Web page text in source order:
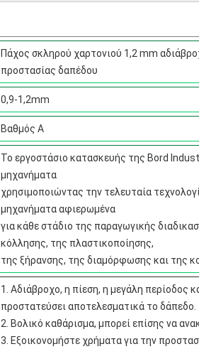
Πάχος σκληρού χαρτονιού 1,2 mm
προστασίας δαπέδου
0,9-1,2mm
Βαθμός Α
Το εργοστάσιο κατασκευής της Bord
μηχανήματα
χρησιμοποιώντας την τελευταία
μηχανήματα αφιερωμένα
για κάθε στάδιο της παραγωγικής
κόλλησης, της πλαστικοποίησης,
της ξήρανσης, της διαμόρφωσης και της
1. Αδιάβροχο, η πίεση, η μεγάλη περίοδος
προστατεύσει αποτελεσματικά το δάπεδο.
2. Βολικό καθάρισμα, μπορεί επίσης να
3. Εξοικονομήστε χρήματα για την